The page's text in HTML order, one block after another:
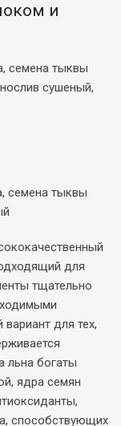
и
семена тыквы
сушеный,
семена тыквы
для
тщательно
для тех,
льна богаты
ядра семян
способствующих